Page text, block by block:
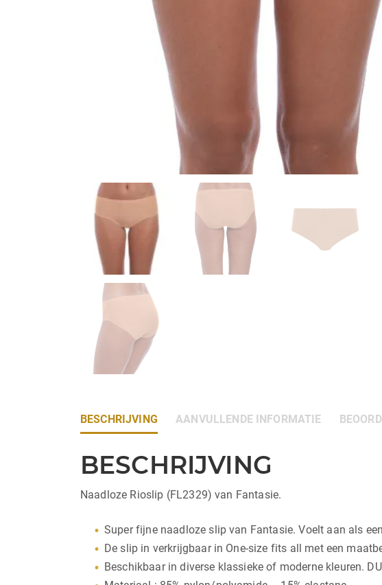
BESCHRIJVING AANVULLENDE INFORMATIE
BESCHRIJVING
Naadloze Rioslip (FL2329) van Fantasie.
Super fijne naadloze slip van Fantasie. Voelt aan als
De slip in verkrijgbaar in One-size fits all met een
Beschikbaar in diverse klassieke of moderne kleuren.